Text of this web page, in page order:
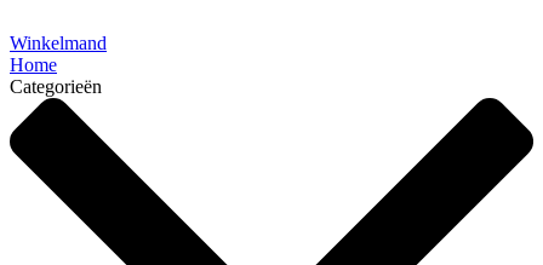
Winkelmand
Home
Categorieën